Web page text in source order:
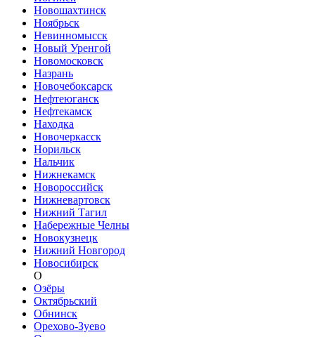
Новошахтинск
Ноябрьск
Невинномысск
Новый Уренгой
Новомосковск
Назрань
Новочебоксарск
Нефтеюганск
Нефтекамск
Находка
Новочеркасск
Норильск
Нальчик
Нижнекамск
Новороссийск
Нижневартовск
Нижний Тагил
Набережные Челны
Новокузнецк
Нижний Новгород
Новосибирск
О
Озёры
Октябрьский
Обнинск
Орехово-Зуево